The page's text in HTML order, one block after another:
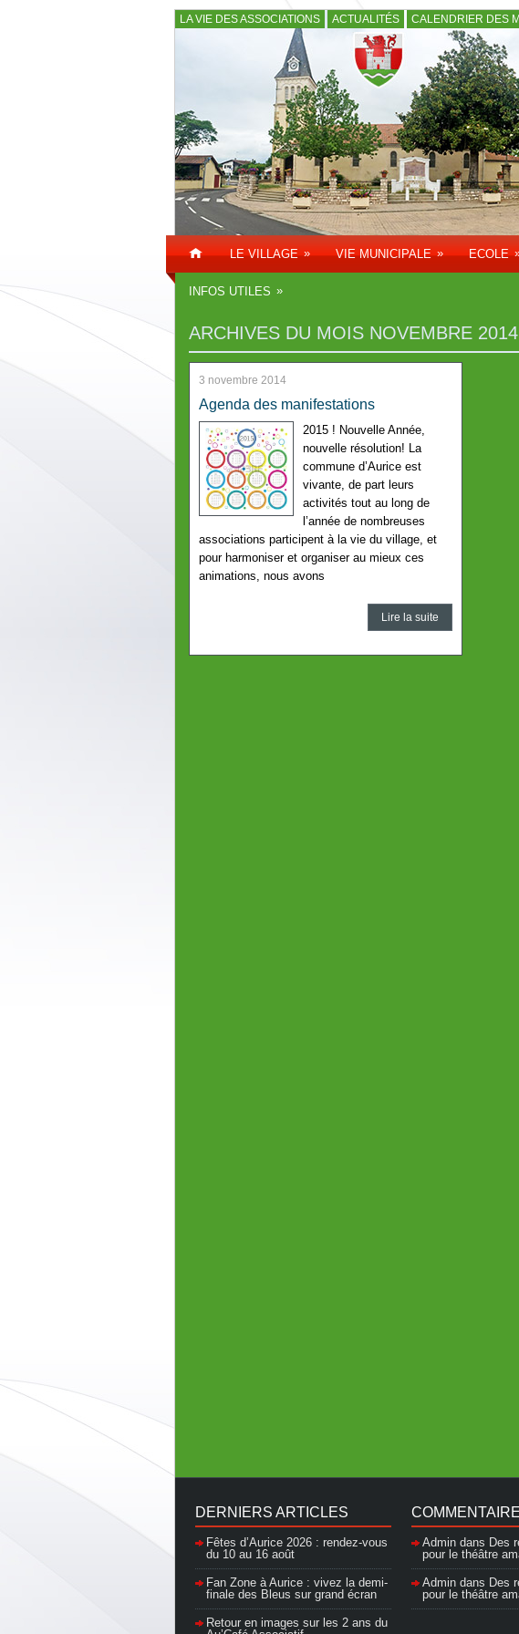
LA VIE DES ASSOCIATIONS ACTUALITÉS CALENDRIER DES
LE VILLAGE » VIE MUNICIPALE » ECOLE
INFOS UTILES »
ARCHIVES DU MOIS NOVEMBRE 2014
3 novembre 2014
Agenda des manifestations
2015 ! Nouvelle Année,
nouvelle résolution! La
commune d’Aurice est
vivante, de part leurs
activités tout au long de
l’année de nombreuses
associations participent à la vie du village, et
pour harmoniser et organiser au mieux ces
animations, nous avons
Lire la suite
DERNIERS ARTICLES
Fêtes d’Aurice 2026 : rendez-vous
du 10 au 16 août
Fan Zone à Aurice : vivez la demi-
finale des Bleus sur grand écran
Retour en images sur les 2 ans du
Admin dans Des
pour le théâtre
Admin dans Des
pour le théâtre